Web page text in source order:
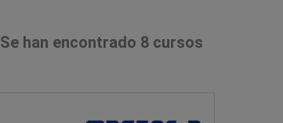
Se han encontrado 8 cursos